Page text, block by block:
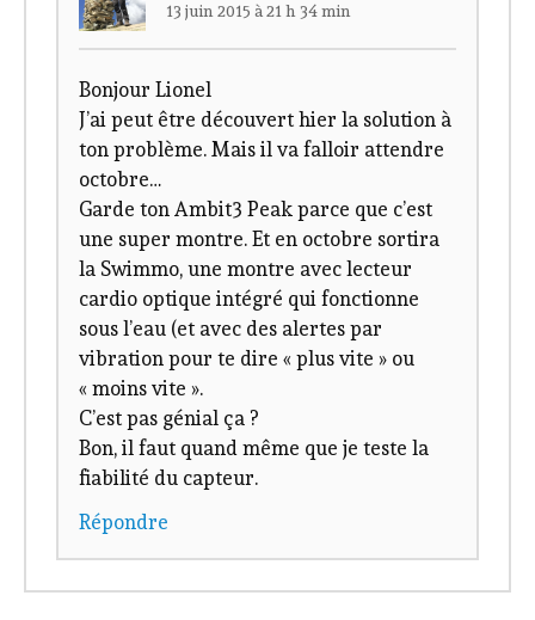
13 juin 2015 à 21 h 34 min
Bonjour Lionel
J’ai peut être découvert hier la solution à
ton problème. Mais il va falloir attendre
octobre…
Garde ton Ambit3 Peak parce que c’est
une super montre. Et en octobre sortira
la Swimmo, une montre avec lecteur
cardio optique intégré qui fonctionne
sous l’eau (et avec des alertes par
vibration pour te dire « plus vite » ou
« moins vite ».
C’est pas génial ça ?
Bon, il faut quand même que je teste la
fiabilité du capteur.
Répondre